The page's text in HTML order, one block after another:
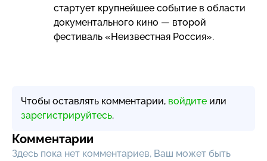
стартует крупнейшее событие в области
документального кино — второй
фестиваль «Неизвестная Россия».
Чтобы оставлять комментарии, войдите или
зарегистрируйтесь.
Комментарии
Здесь пока нет комментариев, Ваш может быть